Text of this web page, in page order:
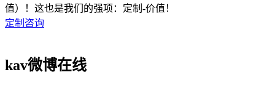
值）！这也是我们的强项：定制-价值！
定制咨询
kav微博在线